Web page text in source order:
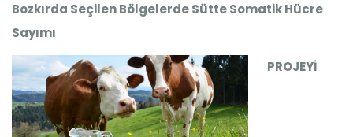
Bozkırda Seçilen Bölgelerde Sütte Somatik Hücre
Sayımı
PROJEYİ